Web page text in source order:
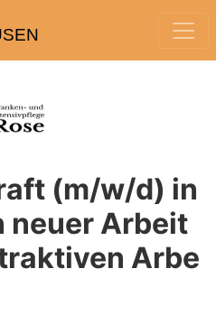
(m/w/d) in
neuer Arbeit
Arbe